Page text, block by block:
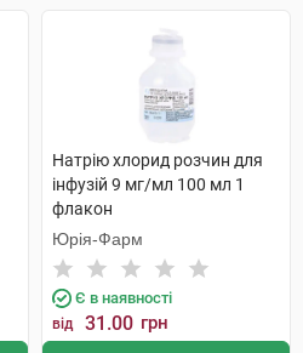
Натрію хлорид розчин для
інфузій 9 мг/мл 100 мл 1
флакон
Юрія-Фарм
Є в наявності
від 31.00 грн